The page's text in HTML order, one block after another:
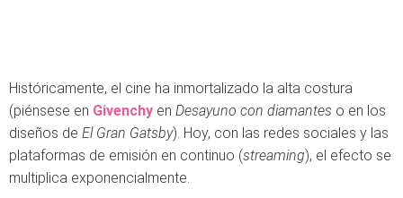
Históricamente, el cine ha inmortalizado la alta costura
(piénsese en Givenchy en Desayuno con diamantes o en los
diseños de El Gran Gatsby). Hoy, con las redes sociales y las
plataformas de emisión en continuo (streaming), el efecto se
multiplica exponencialmente.